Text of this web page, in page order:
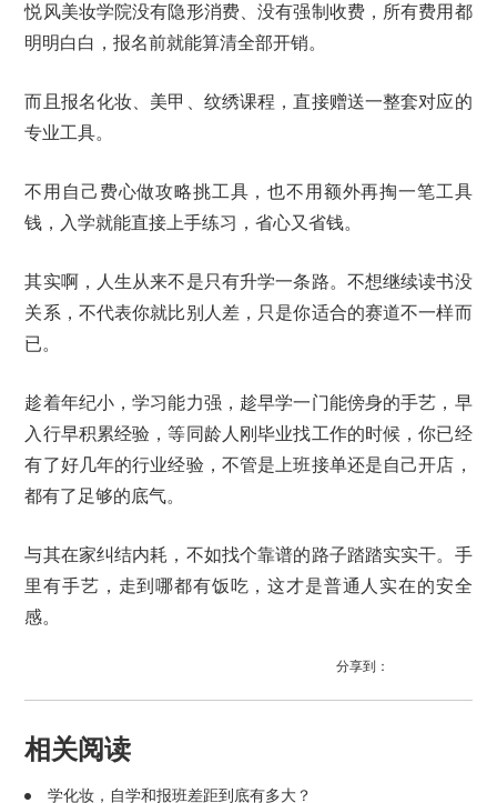
悦风美妆学院没有隐形消费、没有强制收费，所有费用都
明明白白，报名前就能算清全部开销。
而且报名化妆、美甲、纹绣课程，直接赠送一整套对应的
专业工具。
不用自己费心做攻略挑工具，也不用额外再掏一笔工具
钱，入学就能直接上手练习，省心又省钱。
其实啊，人生从来不是只有升学一条路。不想继续读书没
关系，不代表你就比别人差，只是你适合的赛道不一样而
已。
趁着年纪小，学习能力强，趁早学一门能傍身的手艺，早
入行早积累经验，等同龄人刚毕业找工作的时候，你已经
有了好几年的行业经验，不管是上班接单还是自己开店，
都有了足够的底气。
与其在家纠结内耗，不如找个靠谱的路子踏踏实实干。手
里有手艺，走到哪都有饭吃，这才是普通人实在的安全
感。
分享到：
相关阅读
学化妆，自学和报班差距到底有多大？